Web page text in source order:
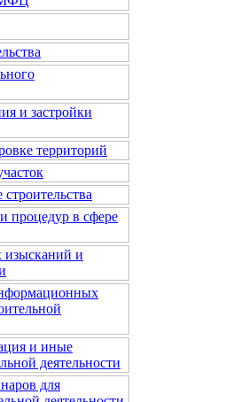
и застройки
территорий
процедур в сфере
изысканий и
и иные
деятельности
для